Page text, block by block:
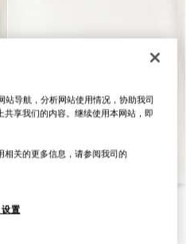
导航，分析网站使用情况，协助我司
享我们的内容。继续使用本网站，即
相关的更多信息，请参阅我司的
置